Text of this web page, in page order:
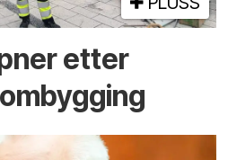
etter